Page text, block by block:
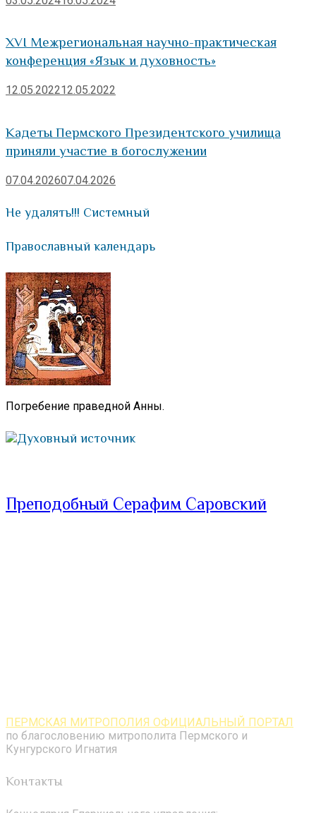
XVI Межрегиональная научно-практическая
конференция «Язык и духовность»
12.05.202212.05.2022
Кадеты Пермского Президентского училища
приняли участие в богослужении
07.04.202607.04.2026
Не удалять!!! Системный
Православный календарь
Погребение праведной Анны.
Духовный источник
Преподобный Серафим Саровский
ПЕРМСКАЯ МИТРОПОЛИЯ ОФИЦИАЛЬНЫЙ ПОРТАЛ
по благословению митрополита Пермского и
Кунгурского Игнатия
Контакты